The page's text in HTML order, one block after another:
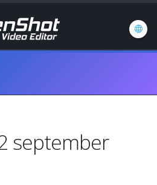
september